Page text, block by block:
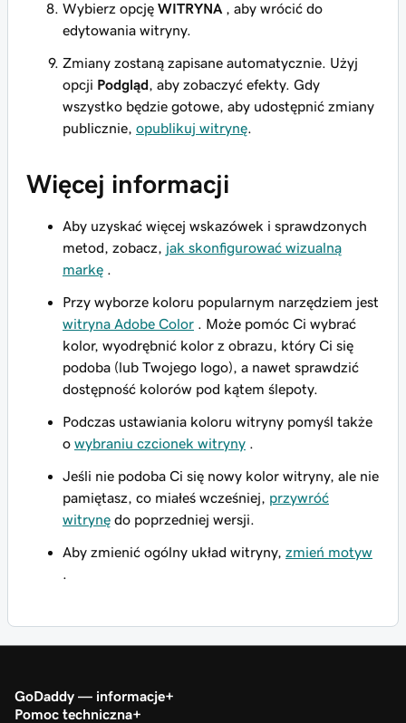
Wybierz opcję WITRYNA , aby wrócić do
edytowania witryny.
Zmiany zostaną zapisane automatycznie. Użyj
opcji Podgląd, aby zobaczyć efekty. Gdy
wszystko będzie gotowe, aby udostępnić zmiany
publicznie, opublikuj witrynę.
Więcej informacji
Aby uzyskać więcej wskazówek i sprawdzonych
metod, zobacz, jak skonfigurować wizualną
markę .
Przy wyborze koloru popularnym narzędziem jest
witryna Adobe Color . Może pomóc Ci wybrać
kolor, wyodrębnić kolor z obrazu, który Ci się
podoba (lub Twojego logo), a nawet sprawdzić
dostępność kolorów pod kątem ślepoty.
Podczas ustawiania koloru witryny pomyśl także
o wybraniu czcionek witryny .
Jeśli nie podoba Ci się nowy kolor witryny, ale nie
pamiętasz, co miałeś wcześniej, przywróć
witrynę do poprzedniej wersji.
Aby zmienić ogólny układ witryny, zmień motyw
.
GoDaddy — informacje
Pomoc techniczna